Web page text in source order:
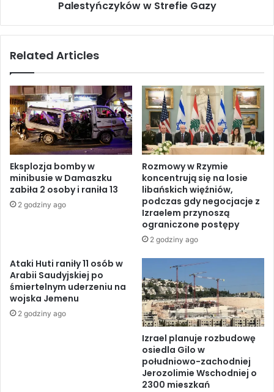
z
j
o
d
r
u
g
i
e
g
o
c
w
i
e
l
k
j
s
k
o
w
z
a
i
ą
3
2
P
a
Palestyńczyków w Strefie Gazy
Related Articles
Eksplozja bomby w
minibusie w Damaszku
zabiła 2 osoby i raniła 13
2 godziny ago
Rozmowy w Rzymie
koncentrują się na losie
libańskich więźniów,
podczas gdy negocjacje z
Izraelem przynoszą
ograniczone postępy
2 godziny ago
Ataki Huti raniły 11 osób w
Arabii Saudyjskiej po
śmiertelnym uderzeniu na
wojska Jemenu
2 godziny ago
Izrael planuje rozbudowę
osiedla Gilo w
południowo-zachodniej
Jerozolimie Wschodniej o
2300 mieszkań